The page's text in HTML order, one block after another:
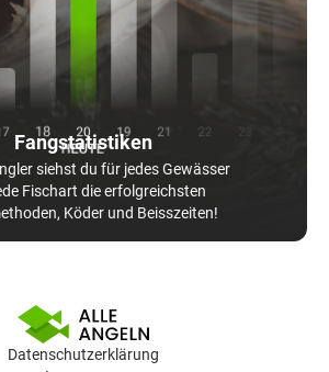
Fangstatistiken
siehst du für jedes Gewässer
Fischart die erfolgreichsten
Köder und Beisszeiten!
Datenschutzerklärung